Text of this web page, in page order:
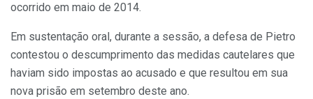
ocorrido em maio de 2014.
Em sustentação oral, durante a sessão, a defesa de Pietro
contestou o descumprimento das medidas cautelares que
haviam sido impostas ao acusado e que resultou em sua
nova prisão em setembro deste ano.